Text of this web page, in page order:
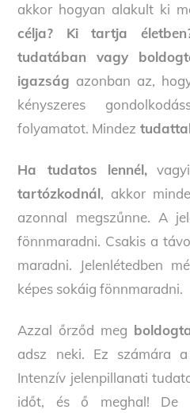
akkor hogyan alakult ki
célja? Ki tartja
tudatában vagy
igazság azonban az,
kényszeres
folyamatot. Mindez
Ha tudatos lennél,
tartózkodnál, akkor
azonnal megszűnne. A
fönnmaradni. Csakis a
maradni. Jelenlétedben
képes sokáig fönnmaradni.
Azzal őrződ meg
adsz neki. Ez számára
Intenzív jelenpillanati
időt, és ő meghal! De